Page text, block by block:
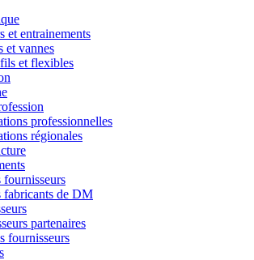
et entrainements
et vannes
et flexibles
professionnelles
régionales
fournisseurs
fabricants de DM
partenaires
fournisseurs